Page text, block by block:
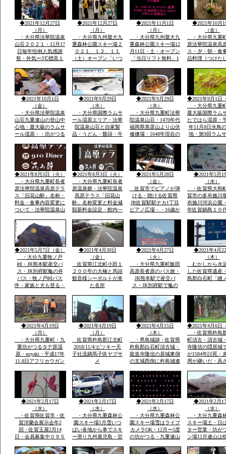
カラス・九州の自宅庭
に遊びに来ています
氏・鍋島氏の保護・祈
年祭かけ参リ
◆2021年12月27日
（月）
・大分県法華院温泉
山荘２０２１・12月17
日毎年恒例人気感謝
祭・外気ー3℃標高１
全国から50数名山荘で
年忘れ爆笑感謝祭
◆2021年12月27日
（月）
・大分県九州最大九
重森林公園スキー場２
０２１、１２、１１
（土）オープン「いつ
「大人も子供も体一つ
で来場OK一流メーカ
ーレンタルウェア４０
００セツト用意」
◆2021年11月1日
（月）
・大分県九州最大九
重森林公園スキー場12
月11日・土・オープン
「当日リフト無料」1
営業手ぶらでOKレン
タルウェア全サイズ用
意
◆2021年10月
（金）
・大分県九重
原法華院温泉高
ス・夕・朝・食
品料理（つけた
DINER（九重
ー）品数豊富宿
で1万円前後予
ダイナープライ
企業様合宿・研
◆2021年10月1日
（金）
・大分県法華院温泉
山荘九重連山の登山中
心地・最大級のラムサ
ール湿原・・坊がつる
山者に山をインタビュ
ウ
◆2021年9月29日
（水）
・大分県国際ラムサ
ール湿原エリア・法華
院温泉山荘と自家製
品・うどん・饅頭・牛
類・オリジナル専用お
土産・すべて一味違
う・天然温泉とお酒・
国際ラムサール湿原坊
がつるでテン泊・畳に
◆2021年9月29日
（水）
・大分県九重町法華
院温泉山荘・1470年代
福岡県英彦山より山伏
修煉場・1648年現在の
音・不動明王・毘沙門
天・江戸時代武田藩の
祈願所・明治15年本
坊・支所は消失24代弘
蔵孟夫が山宿
◆2021年9月1日
・大分県九重
最大級国際ラム
たではら湿原・
年11月8日水鳥
地・第9回ラム
内最大級標高１
から１２００ｍ
の野焼・地元ボ
アで環境維
◆2021年8月3日（火）
・大分県九重町長者
原法華院温泉高原テラ
ス「旧花山酔」名称・
料金・食事内容変更に
ついて・法華院温泉山
明・パソコン可・
hi/fiok/九重連山登山・
国内最大級のラムサー
ル湿原エリアなど
◆2021年8月3日（火）
・大分県九重町長者
原温泉郷・法華院温泉
高原テラス「旧花山
酔」名称変更と料金減
額新料金設定・館内一
荘27代目荘主・弘蔵岳
久より説明ご挨拶ご案
内いたします・家族で
レーズナブルで
◆2021年5月28日
（金）
佐賀市でピアノが弾
ける・聴ける佐賀県
JR佐賀駅駅ナカ1丁目
ピアノ広場・・16歳か
ける人応援求
◆2021年5月
（水）
・佐賀県大和
賀市の多布施川
布施川河浜公園
年佐賀鍋島１０
「多布施川河岬
園」トンボ王
◆2021年5月7日（金）
・大分九重牧ノ戸
峠・JR熊本駅産交バ
ス・JR別府駅亀の井
バス・牧ノ戸峠バス
停・家族と犬も登る・
ース
◆2021年4月30日
（金）
佐賀県江北町小田１
２００年の大楠と馬頭
観音様シーボルトが来
た名所
◆2021年4月27日
（火）
・大分県九重町飯田
高原長者原のバス旅・
JR熊本駅で産交バ
ス・JR別府駅で亀の
級ラムサール坊がつる
たではら湿原・ミヤマ
キリシマ九重連山法華
院温泉
◆2021年4月
（木）
むかしから水
した佐賀県遺産
島郡白石町「縫
◆2021年4月19日
（月）
・大分県九重町・九
重坊がつるタデ原湿
原・noyaki・平成17年
11.8日アフリカウガン
ル湿原にタデ原３８
ha・坊がつる５３ha・
九重の自然をまのる会
◆2021年4月19日
（月）
佐賀県杵島郡江北町
2018/11/4/ビツキー天
子社流鏑馬子供ヤブサ
メ
◆2021年4月15日
（木）
・男島城跡・佐賀県
杵島郡白石町須古城・
龍造寺隆信の居城東側
の支城西側に杵島城連
鎮西屈指の堅城
◆2021年4月6日
・佐賀県杵島
町須古・須古城
寺隆信の隠居城
が1584年討死・
周が継いだ・高
２年天文年間か
年築城
◆2021年2月17日
（水）
・佐賀県佐賀市・佐
賀洋蘭会展示会年2
回・佐賀玉屋2月14
日・会員募集中０９５
大島・栽培管理など
◆2021年2月17日
（水）
・大分県九重森林公
園スキー場1月雪いつ
ぱい各地から車でスキ
ー滑り九州鹿児島・宮
から・レンタルウェア
◆2021年2月17日
（水）
・大分県九重森林公
園スキー場雪はライブ
カメラOK・12月ー5度
の坊がつる・九重連山
荘九州最高所１３０３
◆2021年2月
（水）
・大分九重森
スキー場土・日
ター営業・坊が
ン場12月連山は
山１９９５・１